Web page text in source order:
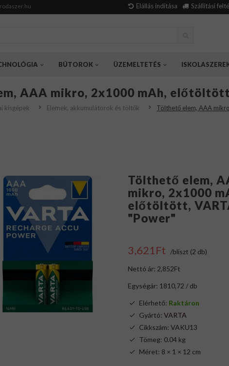
Elállás indítása Szállítási
BÚTOROK ÜZEMELTETÉS
AAA mikro, 2x1000 mAh,
kisgépek Elemek, akkumulátorok és töltők Tölthető elem, AAA
Tölthető elem,
mikro, 2x1000
előtöltött,
"Power"
3,621Ft /bliszt (2 db)
Nettó ár: 2,852Ft
Egységár: 1810,72 / db
Elérhető: Raktáron
Gyártó: VARTA
Cikkszám: VAKU13
Tömeg: 0.04 kg
Méret: 8 × 1 × 12 cm